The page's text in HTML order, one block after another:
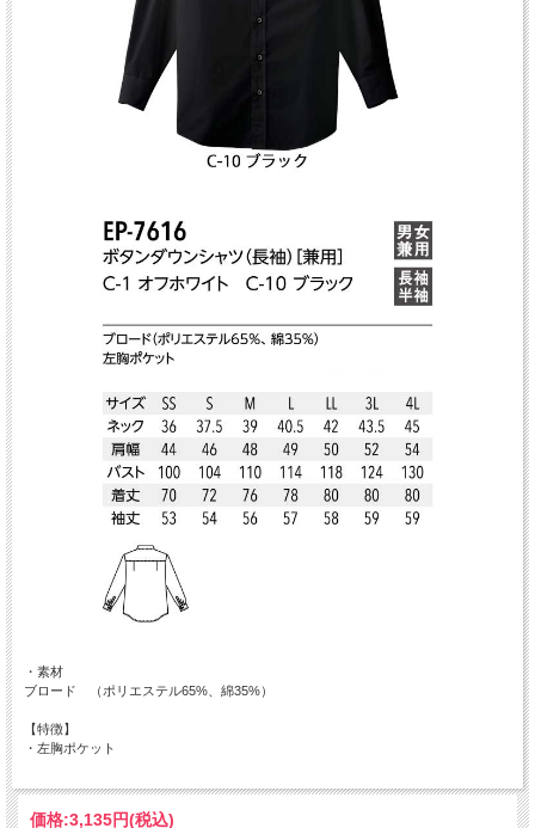
・素材
ブロード （ポリエステル65%、綿35%）
【特徴】
・左胸ポケット
価格:3,135円(税込)